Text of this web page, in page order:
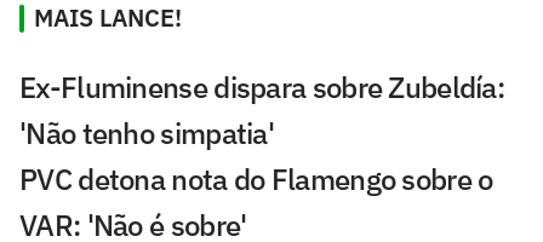
MAIS LANCE!
Ex-Fluminense dispara sobre Zubeldía:
'Não tenho simpatia'
PVC detona nota do Flamengo sobre o
VAR: 'Não é sobre'